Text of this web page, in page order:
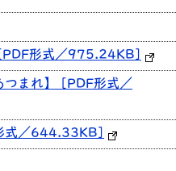
形式／975.24KB]
まれ】 [PDF形式／
式／644.33KB]